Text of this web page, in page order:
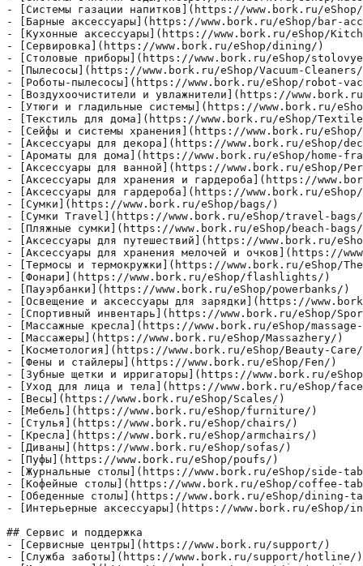
- [Системы газации напитков](https://www.bork.ru/
- [Барные аксессуары](https://www.bork.ru/eShop/bar-
- [Кухонные аксессуары](https://www.bork.ru/eShop/
- [Сервировка](https://www.bork.ru/eShop/dining/)
- [Столовые приборы](https://www.bork.ru/eShop/
- [Пылесосы](https://www.bork.ru/eShop/Vacuum-
- [Роботы-пылесосы](https://www.bork.ru/eShop/robot-
- [Воздухоочистители и увлажнители](https://
- [Утюги и гладильные системы](https://www.bork.ru/
- [Текстиль для дома](https://www.bork.ru/eShop/
- [Сейфы и системы хранения](https://www.bork.ru/
- [Аксессуары для декора](https://www.bork.ru/eShop/
- [Ароматы для дома](https://www.bork.ru/eShop/home-
- [Аксессуары для ванной](https://www.bork.ru/eShop/
- [Аксессуары для хранения и гардероба](https://
- [Аксессуары для гардероба](https://www.bork.ru/
- [Сумки](https://www.bork.ru/eShop/bags/)
- [Сумки Travel](https://www.bork.ru/eShop/travel-
- [Пляжные сумки](https://www.bork.ru/eShop/beach-
- [Аксессуары для путешествий](https://www.bork.ru/
- [Аксессуары для хранения мелочей и очков](https://
- [Термосы и термокружки](https://www.bork.ru/eShop/
- [Фонари](https://www.bork.ru/eShop/flashlights/)
- [Пауэрбанки](https://www.bork.ru/eShop/powerbanks/)
- [Освещение и аксессуары для зарядки](https://
- [Спортивный инвентарь](https://www.bork.ru/eShop/
- [Массажные кресла](https://www.bork.ru/eShop/
- [Массажеры](https://www.bork.ru/eShop/Massazhery/)
- [Косметология](https://www.bork.ru/eShop/Beauty-
- [Фены и стайлеры](https://www.bork.ru/eShop/Fen/)
- [Зубные щетки и ирригаторы](https://www.bork.ru/
- [Уход для лица и тела](https://www.bork.ru/eShop/
- [Весы](https://www.bork.ru/eShop/Scales/)
- [Мебель](https://www.bork.ru/eShop/furniture/)
- [Стулья](https://www.bork.ru/eShop/chairs/)
- [Кресла](https://www.bork.ru/eShop/armchairs/)
- [Диваны](https://www.bork.ru/eShop/sofas/)
- [Пуфы](https://www.bork.ru/eShop/poufs/)
- [Журнальные столы](https://www.bork.ru/eShop/side-
- [Кофейные столы](https://www.bork.ru/eShop/coffee-
- [Обеденные столы](https://www.bork.ru/eShop/dining-
- [Интерьерные аксессуары](https://www.bork.ru/
## Сервис и поддержка
- [Сервисные центры](https://www.bork.ru/support/)
- [Служба заботы](https://www.bork.ru/support/hotline/)